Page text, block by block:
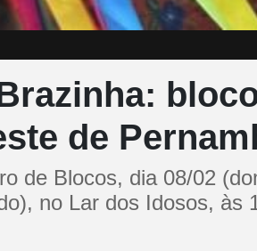
de
de Blocos, dia 08/02
no Lar dos Idosos,